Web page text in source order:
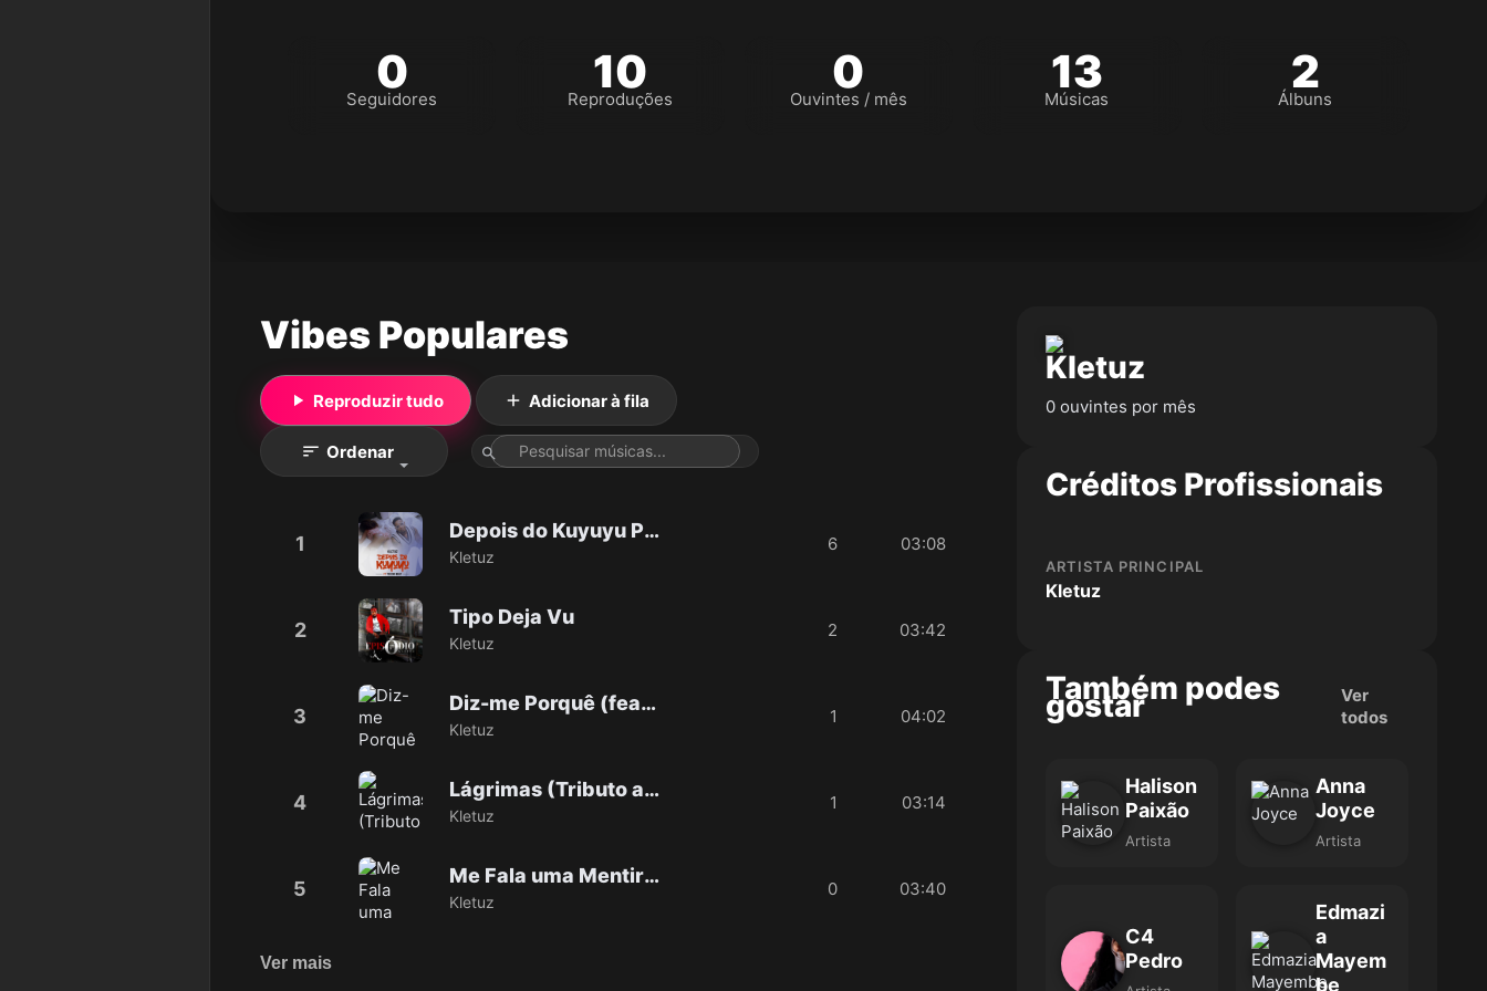
0
Seguidores
10
Reproduções
0
Ouvintes / mês
13
Músicas
2
Álbuns
Vibes Populares
Reproduzir tudo Adicionar à fila
Ordenar
1
Depois do Kuyuyu Pt. Teo No Beat
Kletuz
6 03:08
2
Tipo Deja Vu
Kletuz
2 03:42
3
Diz-me Porquê (feat. Fill Jr)
Kletuz
1 04:02
4
Lágrimas (Tributo ao Meu Pai)
Kletuz
1 03:14
5
Me Fala uma Mentira (feat. Filho do Zua)
Kletuz
0 03:40
Ver mais
Kletuz
0 ouvintes por mês
Créditos Profissionais
ARTISTA PRINCIPAL
Kletuz
Também podes
gostar
Ver
todos
Halison
Paixão
Artista
Anna
Joyce
Artista
C4
Pedro
Edmazi
a
Mayem
be